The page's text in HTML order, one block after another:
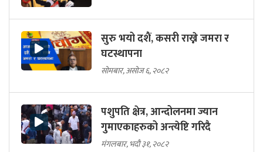
सुरु भयो दशैं, कसरी राख्ने जमरा र
घटस्थापना
सोमबार, असोज ६, २०८२
पशुपति क्षेत्र, आन्दोलनमा ज्यान
गुमाएकाहरुको अन्त्येष्टि गरिदै
मंगलबार, भदौ ३१, २०८२